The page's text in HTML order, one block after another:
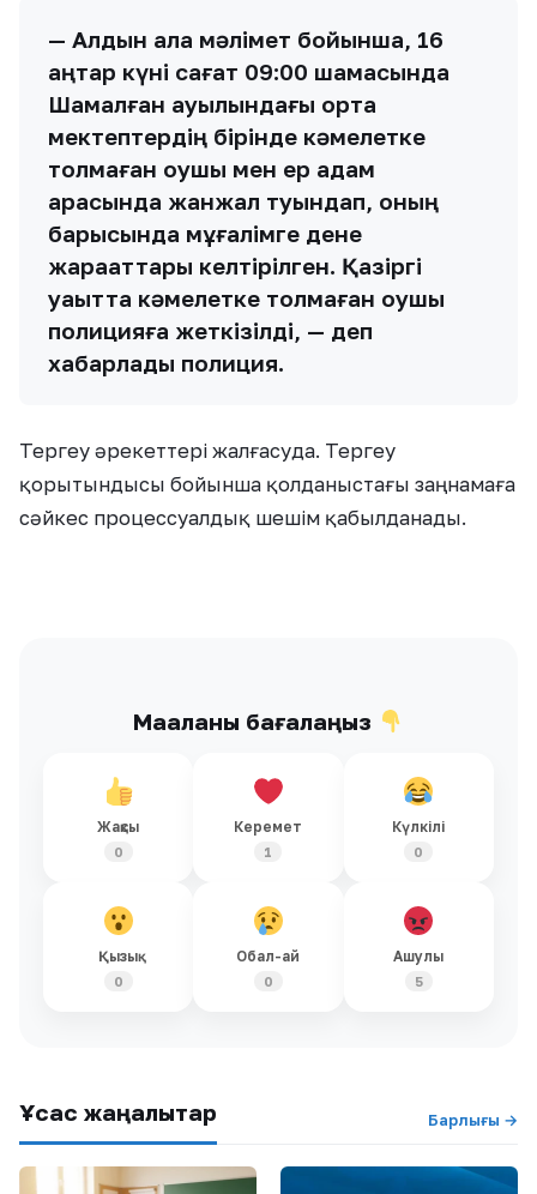
— Алдын ала мәлімет бойынша, 16
қаңтар күні сағат 09:00 шамасында
Шамалған ауылындағы орта
мектептердің бірінде кәмелетке
толмаған оқушы мен ер адам
арасында жанжал туындап, оның
барысында мұғалімге дене
жарақаттары келтірілген. Қазіргі
уақытта кәмелетке толмаған оқушы
полицияға жеткізілді, — деп
хабарлады полиция.
Тергеу әрекеттері жалғасуда. Тергеу
қорытындысы бойынша қолданыстағы заңнамаға
сәйкес процессуалдық шешім қабылданады.
Мақаланы бағалаңыз
Жақсы
0
Керемет
1
Күлкілі
0
Қызық
0
Обал-ай
0
Ашулы
5
Ұқсас жаңалықтар Барлығы →